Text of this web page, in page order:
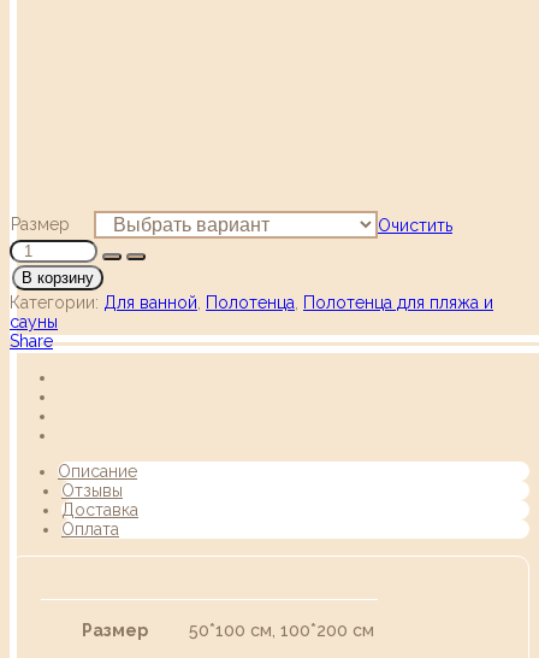
Размер Очистить
В корзину
Категории: Для ванной Полотенца
Полотенца для пляжа и
сауны
Share
Описание
Отзывы
Доставка
Оплата
Размер 50*100 см, 100*200 см